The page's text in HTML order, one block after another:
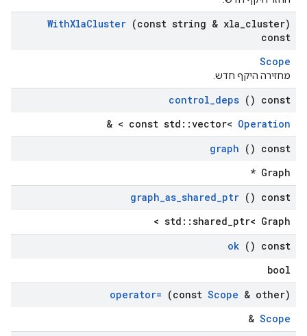
WithXlaCluster (const string & xla cluster)
const
Scope
מחזירה היקף חדש.
control_deps () const
const std::vector< Operation
> &
graph () const
Graph *
graph_as_shared_ptr () const
std::shared_ptr< Graph >
ok () const
bool
operator= (const Scope & other)
Scope
&